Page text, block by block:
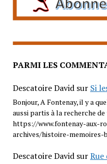
PARMI LES
Descatoire Davidsur Si
Bonjour, A Fontenay, il y a
aussi partis à la recherche
https://www.fontenay-aux-
archives/histoire-
Descatoire Davidsur